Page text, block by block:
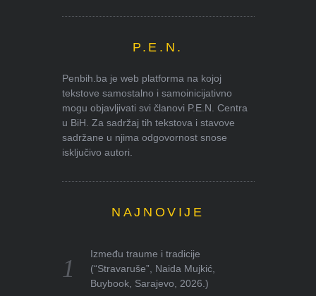
P.E.N.
Penbih.ba je web platforma na kojoj
tekstove samostalno i samoinicijativno
mogu objavljivati svi članovi P.E.N. Centra
u BiH. Za sadržaj tih tekstova i stavove
sadržane u njima odgovornost snose
isključivo autori.
NAJNOVIJE
Između traume i tradicije
(“Stravaruše”, Naida Mujkić,
Buybook, Sarajevo, 2026.)